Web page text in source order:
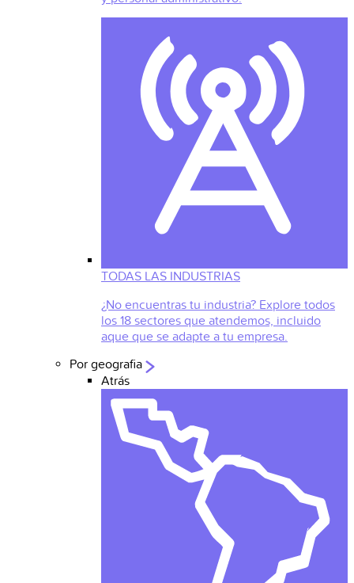
TODAS LAS INDUSTRIAS
¿No encuentras tu industria? Explore todos
los 18 sectores que atendemos, incluido
aque que se adapte a tu empresa.
Por geografia
Atrás